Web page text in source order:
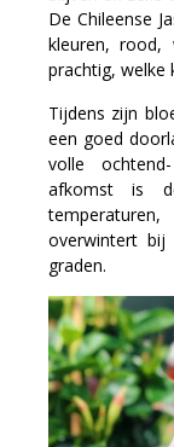
De Chileense
kleuren,
prachtig, welke
Tijdens zijn
een goed
volle
afkomst is
overwintert
graden.